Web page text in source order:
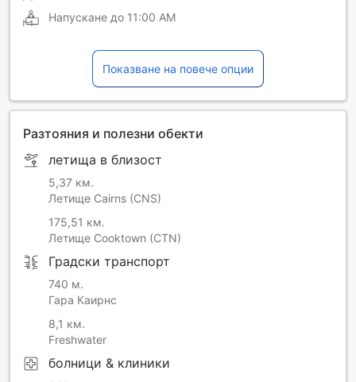
Напускане до 11:00 AM
Показване на повече опции
Разтояния и полезни обекти
летища в близост
5,37 км.
Летище Cairns (CNS)
175,51 км.
Летище Cooktown (CTN)
Градски транспорт
740 м.
Гара Каирнс
8,1 км.
Freshwater
болници & клиники